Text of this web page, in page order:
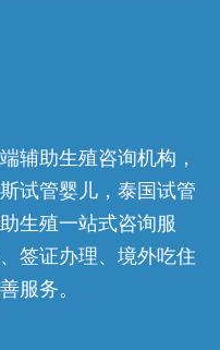
辅助生殖咨询机构，
试管婴儿，泰国试管
生殖一站式咨询服
签证办理、境外吃住
服务。